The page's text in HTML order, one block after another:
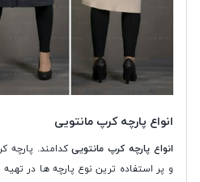
انواع پارچه کرپ مانتویی
انواع پارچه کرپ مانتوییکدامند. پارچه
و پر استفاده ترین نوع پارچه ها در